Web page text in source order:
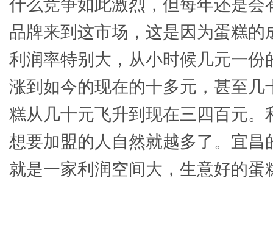
什么竞争如此激烈，但每年还是会
品牌来到这市场，这是因为蛋糕的
利润率特别大，从小时候几元一份
涨到如今的现在的十多元，甚至几
糕从几十元飞升到现在三四百元。
想要加盟的人自然就越多了。宜昌
就是一家利润空间大，生意好的蛋